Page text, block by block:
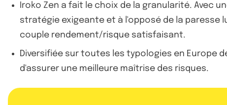
Iroko Zen a fait le choix de la granularité. Avec
stratégie exigeante et à l'opposé de la paresse
couple rendement/risque satisfaisant.
Diversifiée sur toutes les typologies en Europe
d'assurer une meilleure maîtrise des risques.